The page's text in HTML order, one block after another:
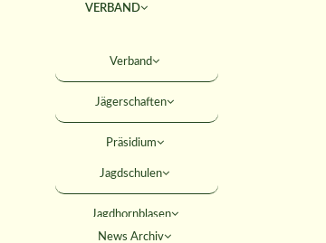
VERBAND
Verband
Jägerschaften
Präsidium
TERMINE
JAGD & NATUR
Jagdschulen
Jagdhornblasen
SERVICE
News Archiv
AKTIVITÄTEN